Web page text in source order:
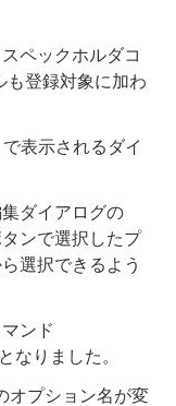
ペックホルダコ
も登録対象に加わ
表示されるダイ
ダイアログの
ンで選択したプ
選択できるよう
ンド
なりました。
オプション名が変